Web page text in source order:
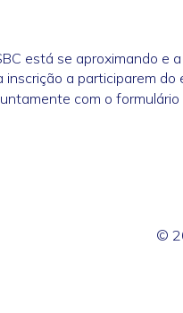
está se aproximando e
a participarem
com o
©